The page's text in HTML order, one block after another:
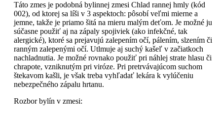
Táto zmes je podobná bylinnej zmesi Chlad rannej hmly (kód
002), od ktorej sa líši v 3 aspektoch: pôsobí veľmi mierne a
jemne, takže je priamo šitá na mieru malým deťom. Je možné ju
súčasne použiť aj na zápaly spojiviek (ako infekčné, tak
alergické), ktoré sa prejavujú zalepením očí, pálením, slzením či
ranným zalepenými očí. Utlmuje aj suchý kašeľ v začiatkoch
nachladnutia. Je možné rovnako použiť pri náhlej strate hlasu či
chrapote, vzniknutým pri viróze. Pri pretrvávajúcom suchom
štekavom kašli, je však treba vyhľadať lekára k vylúčeniu
nebezpečného zápalu hrtanu.
Rozbor bylín v zmesi: